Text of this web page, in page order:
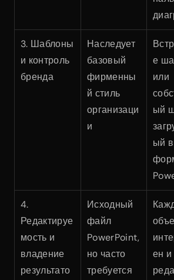
3. Шаблоны
и контроль
бренда
Наследует
базовый
фирменны
й стиль
организаци
и
е
или
ый
ый в
4.
Редактируе
мость и
владение
результато
Исходный
файл
PowerPoint,
но часто
требуется
ен и